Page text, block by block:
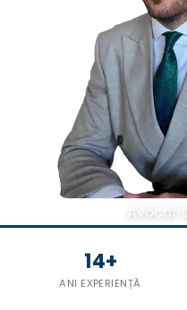
Avocat
14+
ANI EXPERIENȚĂ